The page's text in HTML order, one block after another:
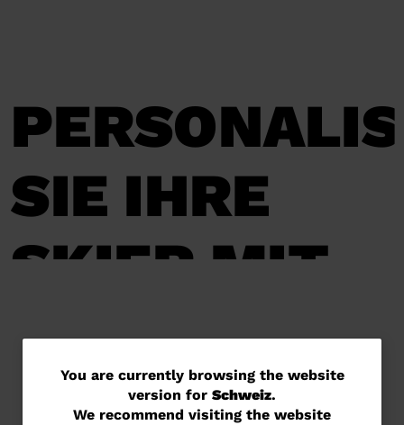
You
are
You are currently browsing the website
version for Schweiz.
We recommend visiting the website
SIE IHRE
SKIER MIT
POSCA